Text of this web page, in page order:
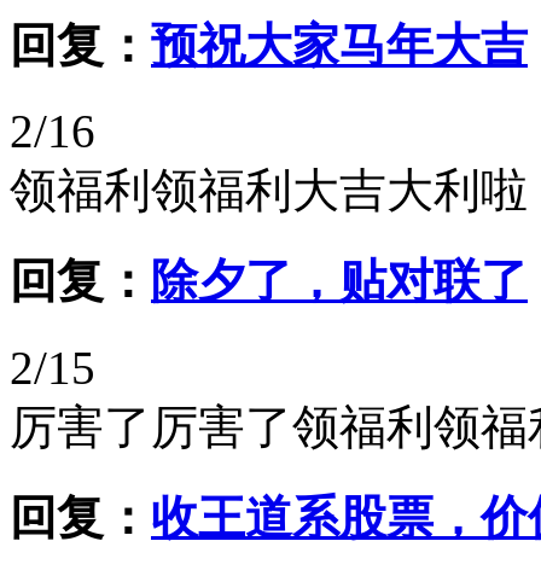
回复： 预祝大家马年大吉
2/16
领福利领福利大吉大利啦
回复： 除夕了，贴对联了
2/15
厉害了厉害了领福利领福
回复： 收王道系股票，